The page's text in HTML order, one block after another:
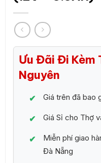
Ưu Đãi Đi Kèm
Nguyên
Giá trên đã bao
Giá Sỉ cho Thợ
Miễn phí giao
Đà Nẵng